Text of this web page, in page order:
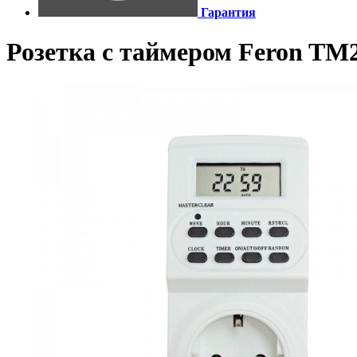
Гарантия
Розетка с таймером Feron